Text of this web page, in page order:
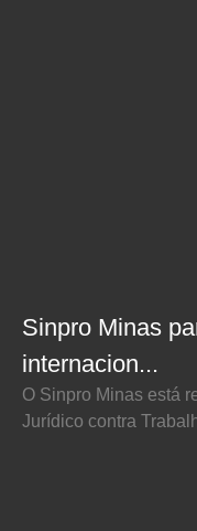
Sinpro Minas
internacion...
O Sinpro Minas está
Jurídico contra